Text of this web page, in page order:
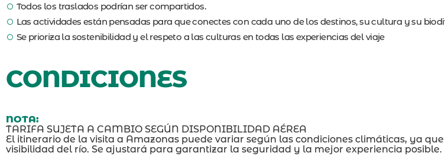
Todos los traslados podrían ser compartidos.
Las actividades están pensadas para que conectes con cada uno de los destinos, su cultura y su
Se prioriza la sostenibilidad y el respeto a las culturas en todas las experiencias del viaje
CONDICIONES
NOTA:
TARIFA SUJETA A CAMBIO SEGÚN DISPONIBILIDAD AÉREA
El itinerario de la visita a Amazonas puede variar según las condiciones climáticas, ya
visibilidad del río. Se ajustará para garantizar la seguridad y la mejor experiencia posible.